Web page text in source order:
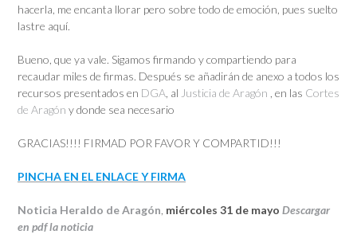
hacerla, me encanta llorar pero sobre todo de emoción, pues suelto
lastre aquí.
Bueno, que ya vale. Sigamos firmando y compartiendo para
recaudar miles de firmas. Después se añadirán de anexo a todos los
recursos presentados en DGA , al Justicia de Aragón , en las Cortes
de Aragón y donde sea necesario
GRACIAS!!!! FIRMAD POR FAVOR Y COMPARTID!!!
PINCHA EN EL ENLACE Y FIRMA
Noticia Heraldo de Aragón miércoles 31 de mayo Descargar
en pdf la noticia